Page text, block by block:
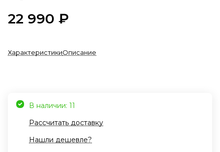
22 990 ₽
ХарактеристикиОписание
В наличии: 11
Рассчитать доставку
Нашли дешевле?